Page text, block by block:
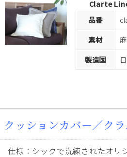
Clarte
品番
素材
製造国
クッションカバー／ク
仕様：シックで洗練されたオリ